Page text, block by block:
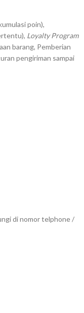
poin),
Loyalty Program
barang, Pemberian
pengiriman sampai
di nomor telphone /